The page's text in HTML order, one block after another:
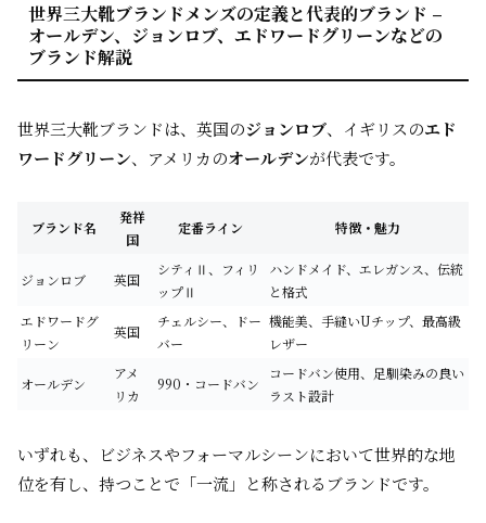
世界三大靴ブランドメンズの定義と代表的ブランド –
オールデン、ジョンロブ、エドワードグリーンなどの
ブランド解説
世界三大靴ブランドは、英国のジョンロブ、イギリスのエド
ワードグリーン、アメリカのオールデンが代表です。
ブランド名
発祥
国
定番ライン 特徴・魅力
ジョンロブ 英国
シティⅡ、フィリ
ップⅡ
ハンドメイド、エレガンス、伝統
と格式
エドワードグ
リーン
英国
チェルシー、ドー
バー
機能美、手縫いUチップ、最高級
レザー
オールデン
アメ
リカ
990・コードバン
コードバン使用、足馴染みの良い
ラスト設計
いずれも、ビジネスやフォーマルシーンにおいて世界的な地
位を有し、持つことで「一流」と称されるブランドです。